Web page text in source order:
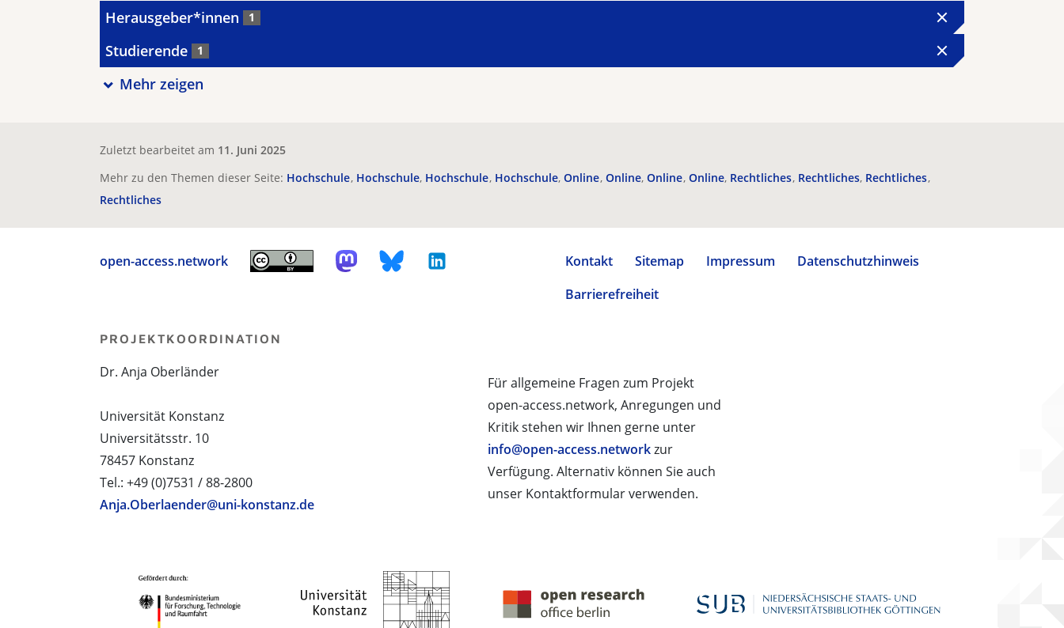
Herausgeber*innen 1
Studierende 1
Mehr zeigen
Zuletzt bearbeitet am 11. Juni 2025
Mehr zu den Themen dieser Seite: Hochschule Hochschule Hochschule Hochschule Online Online Online Online Rechtliches Rechtliches Rechtliches
Rechtliches
open-access.network Kontakt Sitemap Impressum
Datenschutzhinweis
Barrierefreiheit
Für allgemeine Fragen zum Projekt
open-access.network, Anregungen und
Kritik stehen wir Ihnen gerne unter
info@open-access.networkzur
Verfügung. Alternativ können Sie auch
unser Kontaktformular verwenden.
PROJEKTKOORDINATION
Dr. Anja Oberländer
Universität Konstanz
Universitätsstr. 10
78457 Konstanz
Tel.: +49 (0)7531 / 88-2800
Anja.Oberlaender@uni-konstanz.de